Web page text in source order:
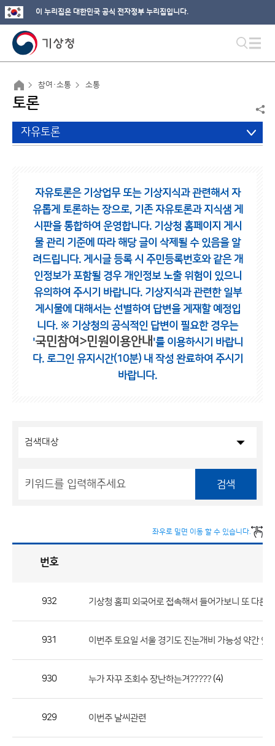
이 누리집은 대한민국 공식 전자정부 누리집입니다.
참여·소통 소통
토론
자유토론
자유토론은 기상업무 또는 기상지식과 관련해서 자
유롭게 토론하는 장으로, 기존 자유토론과 지식샘 게
시판을 통합하여 운영합니다. 기상청 홈페이지 게시
물 관리 기준에 따라 해당 글이 삭제될 수 있음을 알
려드립니다. 게시글 등록 시 주민등록번호와 같은 개
인정보가 포함될 경우 개인정보 노출 위험이 있으니
유의하여 주시기 바랍니다. 기상지식과 관련한 일부
게시물에 대해서는 선별하여 답변을 게재할 예정입
니다. ※ 기상청의 공식적인 답변이 필요한 경우는
'국민참여>민원이용안내 '를 이용하시기 바랍니
다. 로그인 유지시간(10분) 내 작성 완료하여 주시기
바랍니다.
검색
좌우로 밀면 이동 할 수 있습니다.
론
번호
932 기상청 홈피 외국어로 접속해서 들어가보니 또 다른
931 이번주 토요일 서울 경기도 진눈개비 가능성 약간 있
930 누가 자꾸 조회수 장난하는겨????? (4)
929 이번주 날씨관련